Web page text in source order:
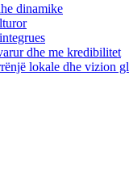
dinamike
dhe me kredibilitet
lokale dhe vizion